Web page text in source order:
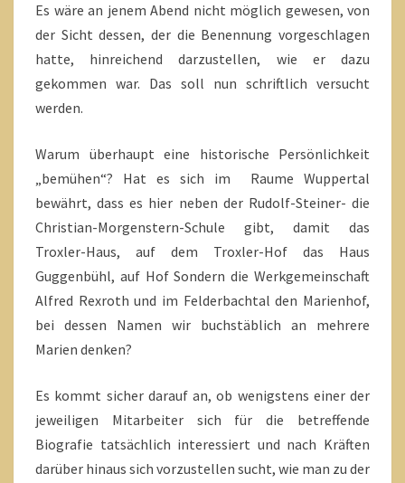
Es wäre an jenem Abend nicht möglich gewesen, von
der Sicht dessen, der die Benennung vorgeschlagen
hatte, hinreichend darzustellen, wie er dazu
gekommen war. Das soll nun schriftlich versucht
werden.
Warum überhaupt eine historische Persönlichkeit
„bemühen“? Hat es sich im Raume Wuppertal
bewährt, dass es hier neben der Rudolf-Steiner- die
Christian-Morgenstern-Schule gibt, damit das
Troxler-Haus, auf dem Troxler-Hof das Haus
Guggenbühl, auf Hof Sondern die Werkgemeinschaft
Alfred Rexroth und im Felderbachtal den Marienhof,
bei dessen Namen wir buchstäblich an mehrere
Marien denken?
Es kommt sicher darauf an, ob wenigstens einer der
jeweiligen Mitarbeiter sich für die betreffende
Biografie tatsächlich interessiert und nach Kräften
darüber hinaus sich vorzustellen sucht, wie man zu der